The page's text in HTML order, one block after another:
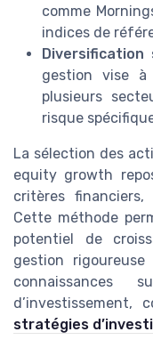
comme
indices de
gestion vise à
plusieurs
risque
La sélection des
equity growth
critères
Cette méthode
potentiel de
gestion
connaissances
d’investissement,
stratégies